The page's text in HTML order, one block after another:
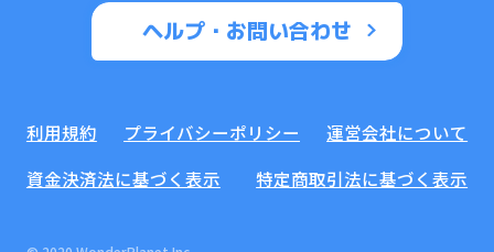
ヘルプ・お問い合わせ
利用規約 プライバシーポリシー
運営会社について
資金決済法に基づく表示
特定商取引法に基づく表示